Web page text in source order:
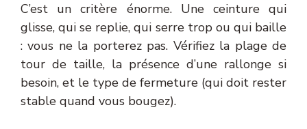
C’est un critère énorme. Une ceinture qui
glisse, qui se replie, qui serre trop ou qui baille
: vous ne la porterez pas. Vérifiez la plage de
tour de taille, la présence d’une rallonge si
besoin, et le type de fermeture (qui doit rester
stable quand vous bougez).